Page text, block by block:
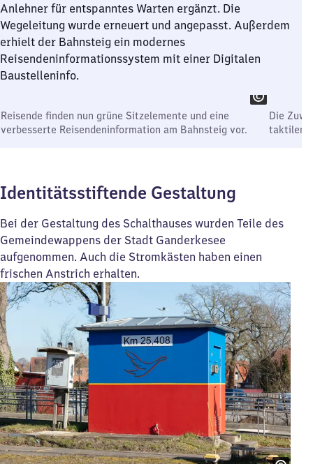
Anlehner für entspanntes Warten ergänzt. Die
Wegeleitung wurde erneuert und angepasst. Außerdem
erhielt der Bahnsteig ein modernes
Reisendeninformationssystem mit einer Digitalen
Baustelleninfo.
Reisende finden nun grüne Sitzelemente und eine
verbesserte Reisendeninformation am Bahnsteig vor.
Die
taktilen
Identitätsstiftende Gestaltung
Bei der Gestaltung des Schalthauses wurden Teile des
Gemeindewappens der Stadt Ganderkesee
aufgenommen. Auch die Stromkästen haben einen
frischen Anstrich erhalten.